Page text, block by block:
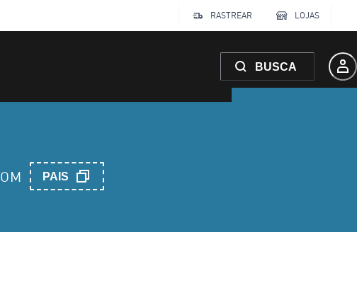
RASTREAR LOJAS
BUSCA
PAIS